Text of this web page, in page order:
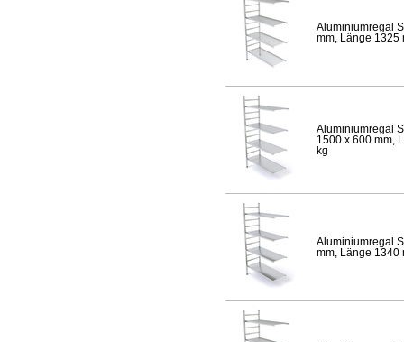
Aluminiumregal
mm, Länge 1325
Aluminiumregal
1500 x 600 mm,
kg
Aluminiumregal
mm, Länge 1340